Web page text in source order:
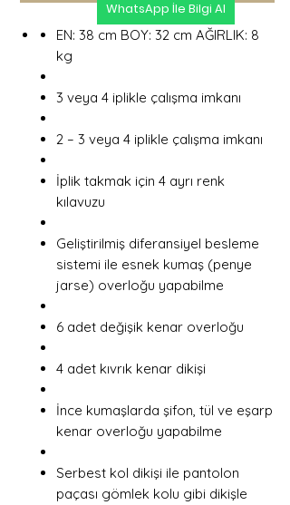
EN: 38 cm BOY: 32 cm AĞIRLIK: 8
kg
3 veya 4 iplikle çalışma imkanı
2 – 3 veya 4 iplikle çalışma imkanı
İplik takmak için 4 ayrı renk
kılavuzu
Geliştirilmiş diferansiyel besleme
sistemi ile esnek kumaş (penye
jarse) overloğu yapabilme
6 adet değişik kenar overloğu
4 adet kıvrık kenar dikişi
İnce kumaşlarda şifon, tül ve eşarp
kenar overloğu yapabilme
Serbest kol dikişi ile pantolon
paçası gömlek kolu gibi dikişle
WhatsApp İle Bilgi Al